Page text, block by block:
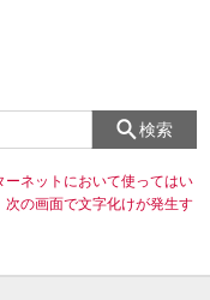
検索
ーネットにおいて使ってはい
の画面で文字化けが発生す